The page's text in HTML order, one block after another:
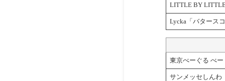
LITTLE BY
Lycka「バタース
東京べーぐる べ
サンメッセしんわ